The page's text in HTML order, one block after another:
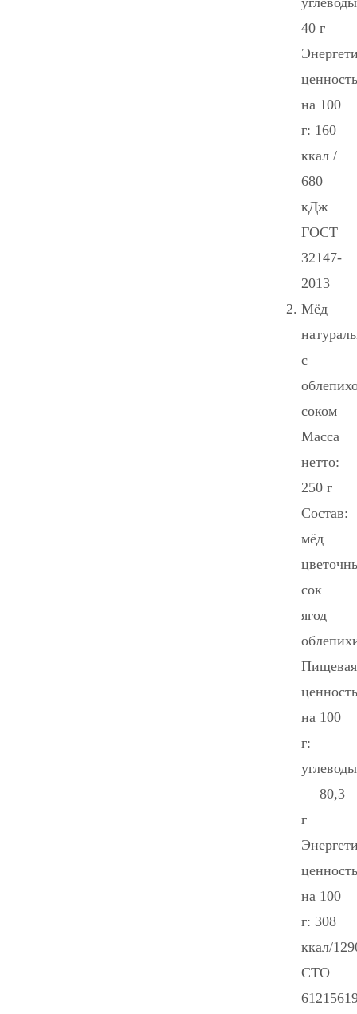
40 г
ценность
на 100
г: 160
ккал /
680
кДж
ГОСТ
32147-
2013
Мёд
с
соком
Масса
нетто:
250 г
Состав:
мёд
сок
ягод
Пищевая
ценность
на 100
г:
углеводы
— 80,3
г
ценность
на 100
г: 308
ккал/
СТО